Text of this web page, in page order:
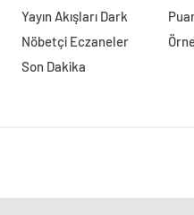
Yayın Akışları Dark
Nöbetçi Eczaneler
Son Dakika